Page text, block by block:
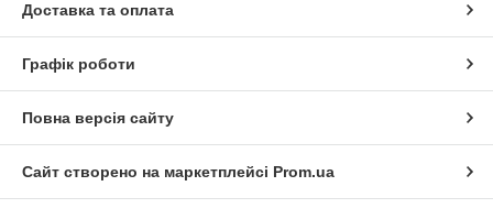
Доставка та оплата
Графік роботи
Повна версія сайту
Сайт створено на маркетплейсі Prom.ua